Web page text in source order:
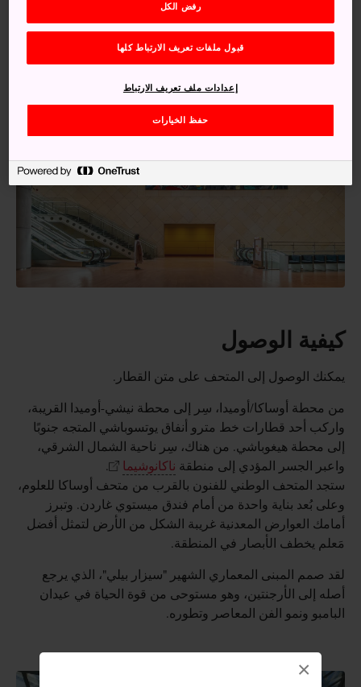
×
كيفية الوصول
يمكنك الوصول إلى المتحف على متن القطار.
من محطة أوساكا/أوميدا، سِر إلى محطة نيشي-أوميدا القريبة،
واركب أحد قطارات خط مترو أنفاق يوتسوباشي المتجه جنوبًا
إلى محطة هيغوباشي. من هناك، سِر ناحية الشمال الشرقي،
واعبر الجسر المؤدي إلى منطقة ناكانوشيما
.
ستجد المتحف الوطني للفنون بالقرب من متحف أوساكا للعلوم،
وعلى بُعد بناية واحدة من أمام فندق ميستوي غاردن. وتبرز
أمامك العوارض المعدنية غريبة الشكل من الأرض لتمثل أفضل
مَعلم يخطف الأبصار في المنطقة.
لقد صمم المبنى المعماري الشهير "سيزار بيلي"، الذي يرجع
أصله إلى الأرجنتين، وهو مستوحى من قوة الحياة في عيدان
البامبو ونمو الفن المعاصر وتطوره.
رفض الكل
قبول ملفات تعريف الارتباط كلها
حفظ الخيارات
إعدادات ملف تعريف الارتباط